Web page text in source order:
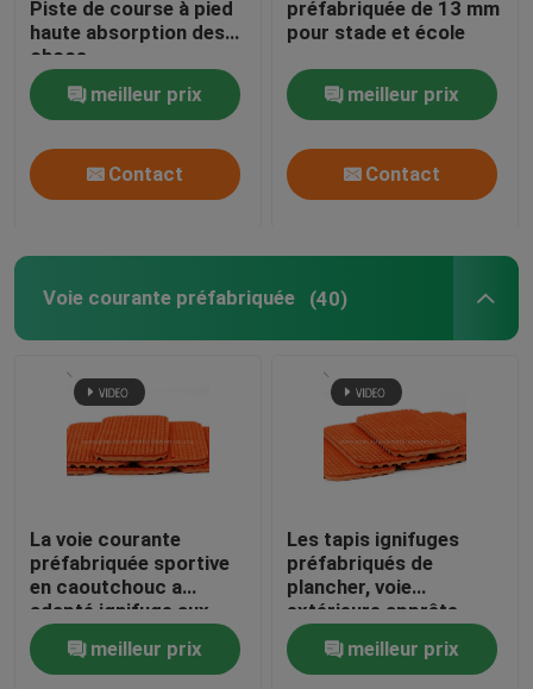
Piste de course à pied
haute absorption des
chocs
meilleur prix
Contact
préfabriquée de 13 mm
pour stade et école
meilleur prix
Contact
Voie courante préfabriquée (40)
La voie courante
préfabriquée sportive
en caoutchouc a
adapté ignifuge aux
besoins du client
meilleur prix
Les tapis ignifuges
préfabriqués de
plancher, voie
extérieure apprête
utilisation de piste
meilleur prix